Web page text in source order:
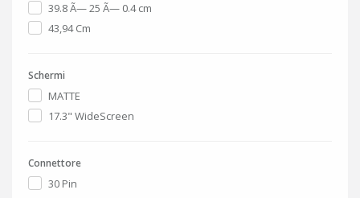
39.8 Ã— 25 Ã— 0.4 cm
43,94 Cm
Schermi
MATTE
17.3" WideScreen
Connettore
30 Pin